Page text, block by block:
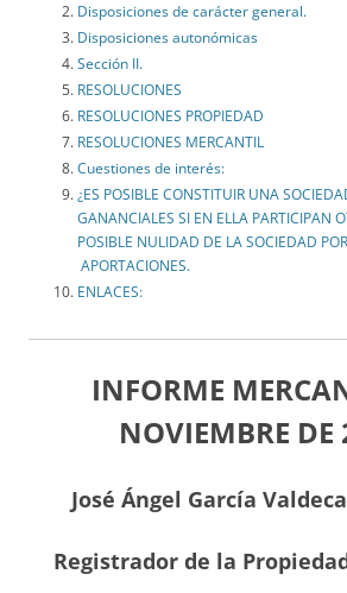
Disposiciones de carácter general.
Disposiciones autonómicas
Sección II.
RESOLUCIONES
RESOLUCIONES PROPIEDAD
RESOLUCIONES MERCANTIL
Cuestiones de interés:
¿ES POSIBLE CONSTITUIR UNA
GANANCIALES SI EN ELLA PARTICIPAN
POSIBLE NULIDAD DE LA SOCIEDAD
APORTACIONES.
ENLACES:
INFORME
NOVIEMBRE DE
José Ángel García
Registrador de la